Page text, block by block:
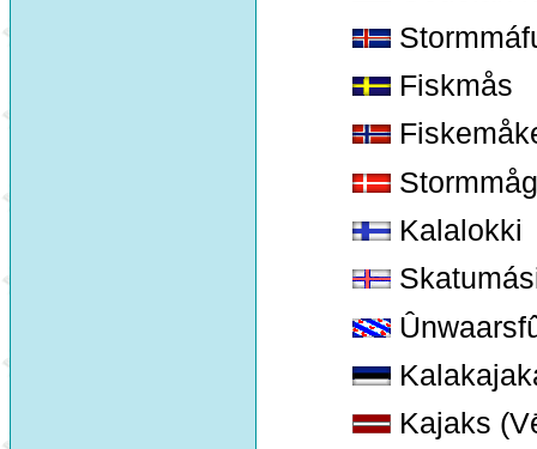
Fiskmås
Kalalokki
Kajaks